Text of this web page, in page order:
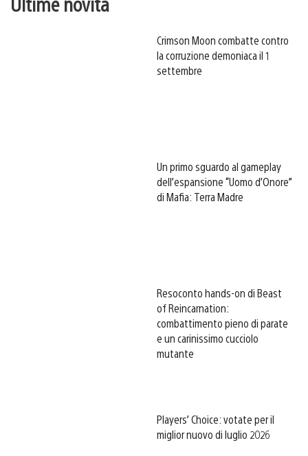
Crimson Moon combatte contro
la corruzione demoniaca il 1
settembre
Un primo sguardo al gameplay
dell’espansione “Uomo d’Onore”
di Mafia: Terra Madre
Resoconto hands-on di Beast
of Reincarnation:
combattimento pieno di parate
e un carinissimo cucciolo
mutante
Players’ Choice: votate per il
miglior nuovo di luglio 2026